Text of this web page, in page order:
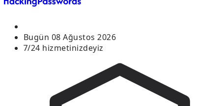
Bugün 08 Ağustos 2026
7/24 hizmetinizdeyiz